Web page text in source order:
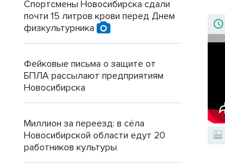
Спортсмены Новосибирска сдали
почти 15 литров крови перед Днем
физкультурника
Фейковые письма о защите от
БПЛА рассылают предприятиям
Новосибирска
Миллион за переезд: в сёла
Новосибирской области едут 20
работников культуры